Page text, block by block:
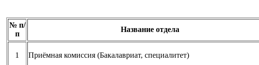
№ п/
п
Название отдела
1 Приёмная комиссия (Бакалавриат, специалитет)